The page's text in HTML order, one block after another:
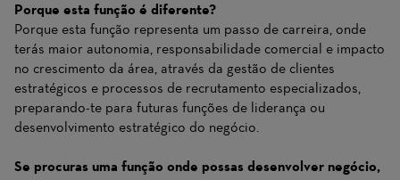
Porque esta função é diferente?
Porque esta função representa um passo de carreira, onde
terás maior autonomia, responsabilidade comercial e impacto
no crescimento da área, através da gestão de clientes
estratégicos e processos de recrutamento especializados,
preparando-te para futuras funções de liderança ou
desenvolvimento estratégico do negócio.
Se procuras uma função onde possas desenvolver negócio,